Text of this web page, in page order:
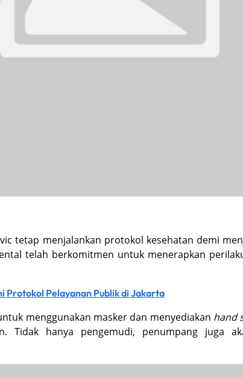
tetap menjalankan protokol kesehatan demi
telah berkomitmen untuk menerapkan
Protokol Pelayanan Publik di Jakarta
menggunakan masker dan menyediakan hand
Tidak hanya pengemudi, penumpang juga